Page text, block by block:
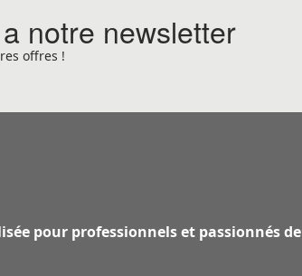
notre newsletter
offres !
pour professionnels et passionnés de